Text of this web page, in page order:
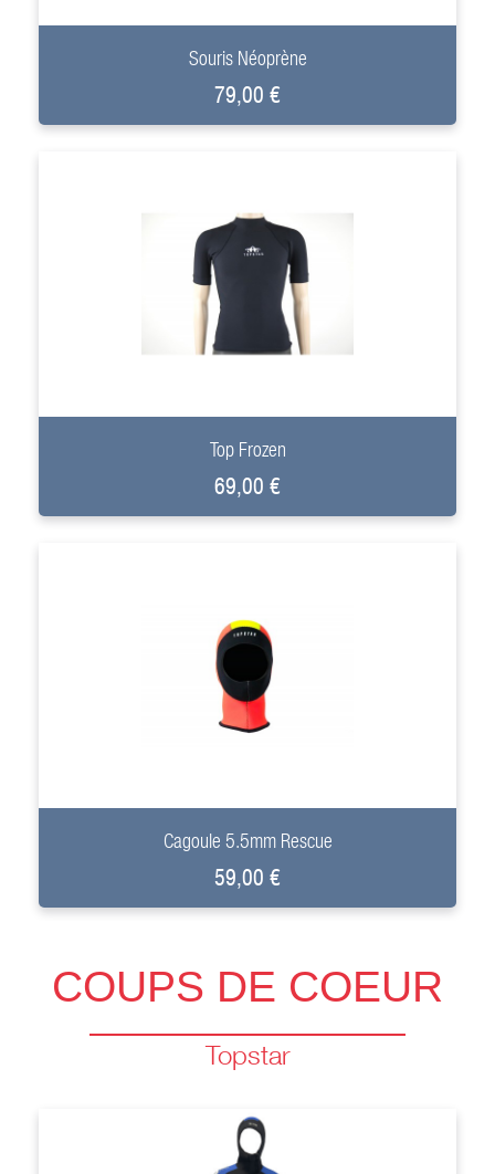
+
Souris Néoprène
79,00 €
+
Top Frozen
69,00 €
+
Cagoule 5.5mm Rescue
59,00 €
COUPS DE COEUR
Topstar